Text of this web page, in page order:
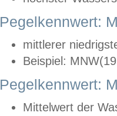
Pegelkennwert:
mittlerer
Beispiel:
Pegelkennwert:
Mittelwert der